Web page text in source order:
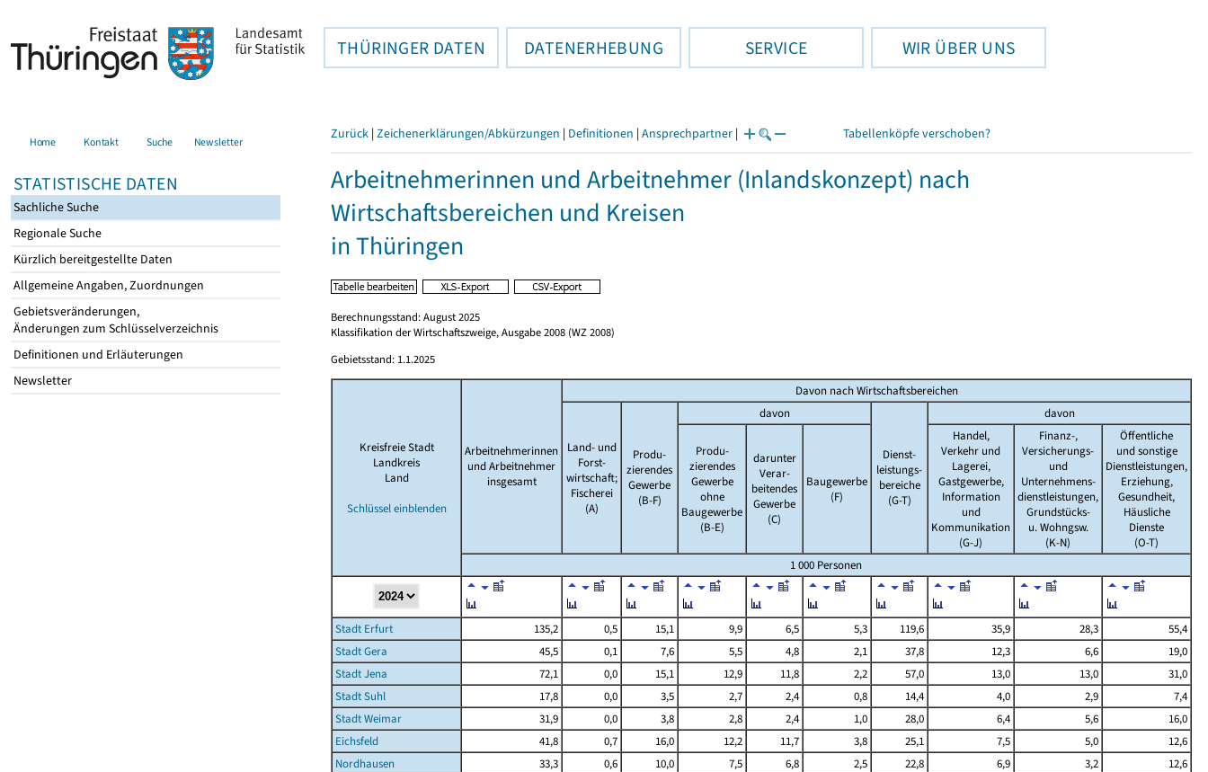
THÜRINGER DATEN DATENERHEBUNG SERVICE WIR ÜBER UNS
Home Kontakt Suche Newsletter
STATISTISCHE DATEN
Sachliche Suche
Regionale Suche
Kürzlich bereitgestellte Daten
Allgemeine Angaben, Zuordnungen
Gebietsveränderungen,
Änderungen zum Schlüsselverzeichnis
Definitionen und Erläuterungen
Newsletter
Zurück | Zeichenerklärungen/Abkürzungen | Definitionen | Ansprechpartner | Tabellenköpfe verschoben?
Arbeitnehmerinnen und Arbeitnehmer (Inlandskonzept) nach
Wirtschaftsbereichen und Kreisen
in Thüringen
Berechnungsstand: August 2025
Klassifikation der Wirtschaftszweige, Ausgabe 2008 (WZ 2008)
Gebietsstand: 1.1.2025
Kreisfreie Stadt
Landkreis
Land
Schlüssel einblenden
Arbeitnehmerinnen
und Arbeitnehmer
insgesamt
Davon nach Wirtschaftsbereichen
Land- und
Forst-
wirtschaft;
Fischerei
(A)
Produ-
zierendes
Gewerbe
(B-F)
davon
Dienst-
leistungs-
bereiche
(G-T)
davon
Produ-
zierendes
Gewerbe
ohne
Baugewerbe
(B-E)
darunter
Verar-
beitendes
Gewerbe
(C)
Baugewerbe
(F)
Handel,
Verkehr und
Lagerei,
Gastgewerbe,
Information
und
Kommunikation
(G-J)
Finanz-,
Versicherungs-
und
Unternehmens-
dienstleistungen,
Grundstücks-
u. Wohngsw.
(K-N)
Öffentliche
und sonstige
Dienstleistungen,
Erziehung,
Gesundheit,
Häusliche
Dienste
(O-T)
1 000 Personen
Stadt Erfurt 135,2 0,5 15,1 9,9 6,5 5,3 119,6 35,9 28,3
55,4
Stadt Gera
45,5 0,1 7,6 5,5 4,8 2,1 37,8 12,3 6,6
19,0
Stadt Jena
72,1 0,0 15,1 12,9 11,8 2,2 57,0 13,0 13,0
31,0
Stadt Suhl
17,8 0,0 3,5 2,7 2,4 0,8 14,4 4,0 2,9
7,4
Stadt Weimar
31,9 0,0 3,8 2,8 2,4 1,0 28,0 6,4 5,6
16,0
Eichsfeld
41,8 0,7 16,0 12,2 11,7 3,8 25,1 7,5 5,0
12,6
Nordhausen
33,3 0,6 10,0 7,5 6,8 2,5 22,8 6,9 3,2
12,6